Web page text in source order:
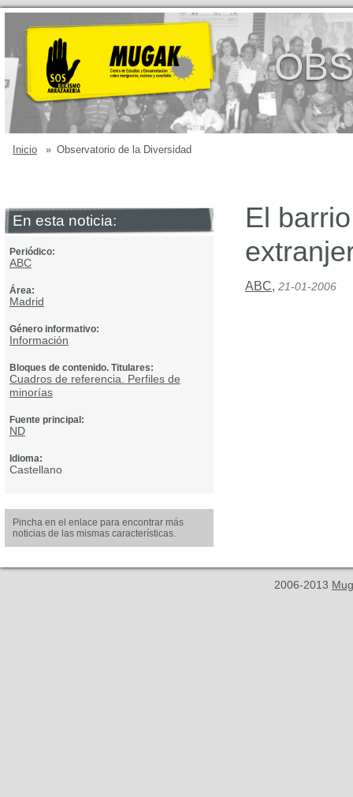
Inicio » Observatorio de la Diversidad
En esta noticia:
Periódico:
ABC
Área:
Madrid
Género informativo:
Información
Bloques de contenido. Titulares:
Cuadros de referencia. Perfiles de
minorías
Fuente principal:
ND
Idioma:
Castellano
Pincha en el enlace para encontrar más
noticias de las mismas características.
El
ABC, 21-01-2006
2006-2013